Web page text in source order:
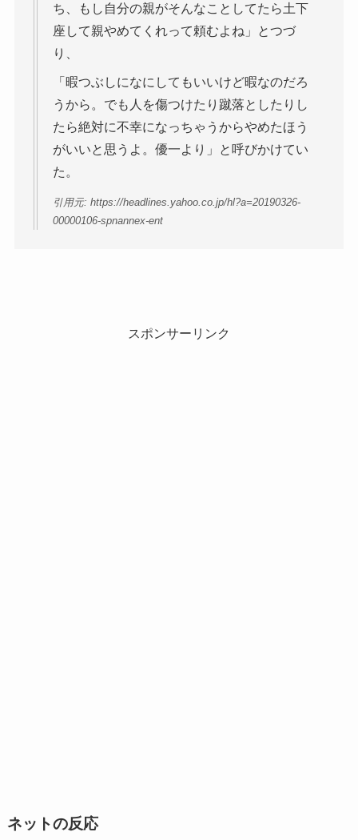
ち、もし自分の親がそんなことしてたら土下
座して親やめてくれって頼むよね」とつづ
り、
「暇つぶしになにしてもいいけど暇なのだろ
うから。でも人を傷つけたり蹴落としたりし
たら絶対に不幸になっちゃうからやめたほう
がいいと思うよ。優一より」と呼びかけてい
た。
引用元: https://headlines.yahoo.co.jp/hl?a=20190326-
00000106-spnannex-ent
スポンサーリンク
ネットの反応